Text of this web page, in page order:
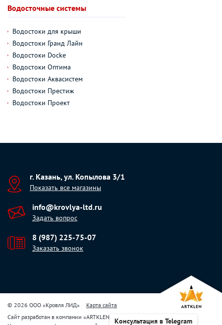
Водосточные системы
Водостоки для крыши
Водостоки Гранд Лайн
Водостоки Docke
Водостоки Оптима
Водостоки Аквасистем
Водостоки Престиж
Водостоки Проект
г. Казань, ул. Копылова 3/1
Показать все магазины
info@krovlya-ltd.ru
Задать вопрос
8 (987) 225-75-07
Заказать звонок
© 2026 ООО «Кровля ЛИД»
Карта сайта
Сайт разработан в компании «ARTKLEN Консультация в Telegram